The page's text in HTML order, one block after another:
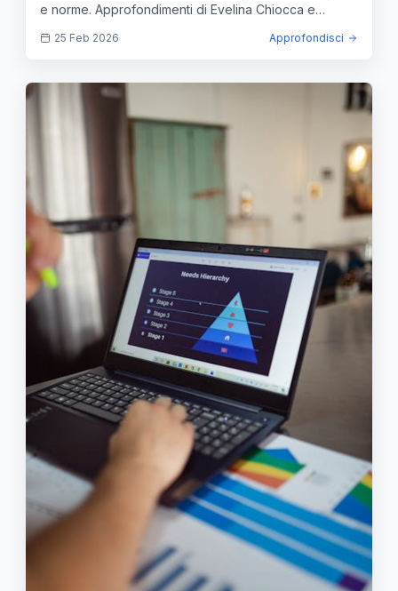
e norme. Approfondimenti di Evelina Chiocca e
Gualtiero Raimondi Cominesi.
25 Feb 2026 Approfondisci